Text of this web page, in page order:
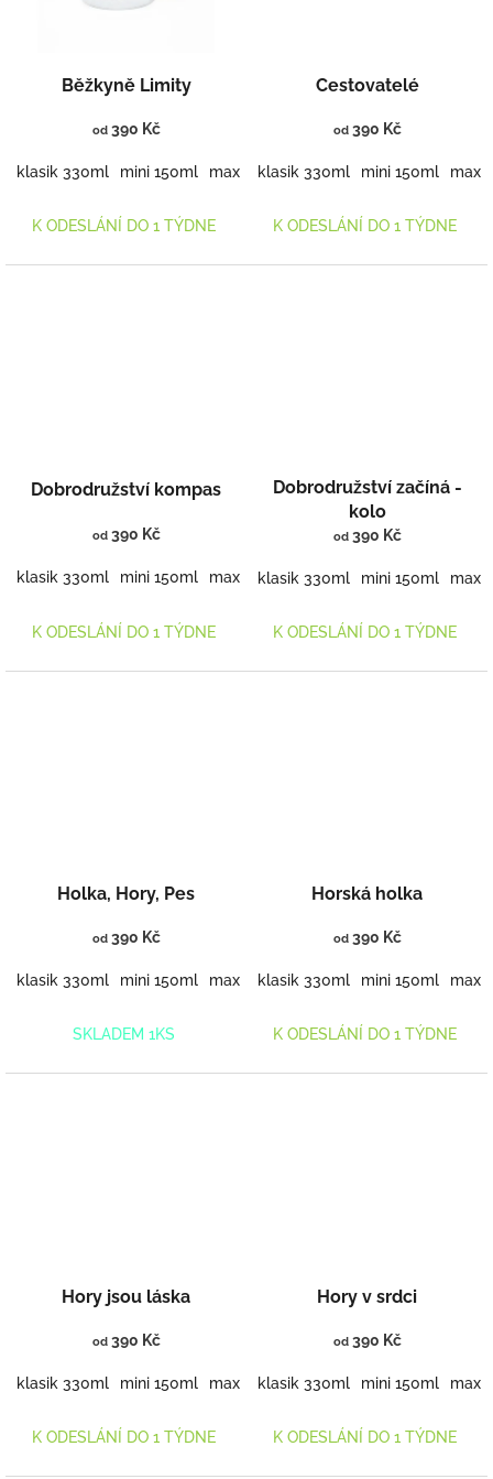
Běžkyně Limity
od390 Kč
klasik 330ml mini 150ml maxi 460ml
K ODESLÁNÍ DO 1 TÝDNE
Cestovatelé
od390 Kč
klasik 330ml mini 150ml maxi
K ODESLÁNÍ DO 1 TÝDNE
Dobrodružství kompas
od390 Kč
klasik 330ml mini 150ml maxi 460ml
K ODESLÁNÍ DO 1 TÝDNE
Dobrodružství začíná -
kolo
od390 Kč
klasik 330ml mini 150ml maxi
K ODESLÁNÍ DO 1 TÝDNE
Holka, Hory, Pes
od390 Kč
klasik 330ml mini 150ml maxi 460ml
SKLADEM 1KS
Horská holka
od390 Kč
klasik 330ml mini 150ml maxi
K ODESLÁNÍ DO 1 TÝDNE
Hory jsou láska
od390 Kč
klasik 330ml mini 150ml maxi 460ml
K ODESLÁNÍ DO 1 TÝDNE
Hory v srdci
od390 Kč
klasik 330ml mini 150ml maxi
K ODESLÁNÍ DO 1 TÝDNE